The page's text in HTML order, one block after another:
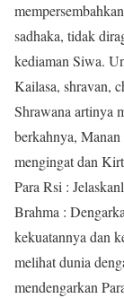
sadhaka, tidak
kediaman Siwa.
Kailasa, shravan,
Shrawana artinya
berkahnya,
mengingat dan
Para Rsi :
Brahma :
kekuatannya dan
melihat dunia
mendengarkan